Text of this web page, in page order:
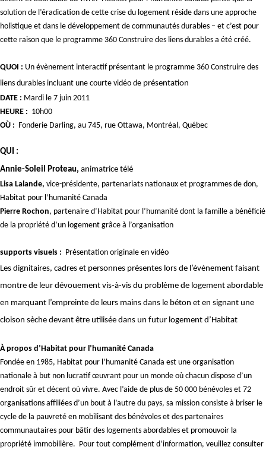
solution de l’éradication de cette crise du logement réside dans une approche
holistique et dans le développement de communautés durables – et c’est pour
cette raison que le programme 360 Construire des liens durables a été créé.
QUOI : Un évènement interactif présentant le programme 360 Construire des
liens durables incluant une courte vidéo de présentation
DATE : Mardi le 7 juin 2011
HEURE : 10h00
OÙ : Fonderie Darling, au 745, rue Ottawa, Montréal, Québec
QUI :
Annie-Soleil Proteau, animatrice télé
Lisa Lalande, vice-présidente, partenariats nationaux et programmes de don,
Habitat pour l’humanité Canada
Pierre Rochon, partenaire d’Habitat pour l’humanité dont la famille a bénéficié
de la propriété d’un logement grâce à l’organisation
supports visuels : Présentation originale en vidéo
Les dignitaires, cadres et personnes présentes lors de l’évènement faisant
montre de leur dévouement vis-à-vis du problème de logement abordable
en marquant l’empreinte de leurs mains dans le béton et en signant une
cloison sèche devant être utilisée dans un futur logement d’Habitat
À propos d’Habitat pour l’humanité Canada
Fondée en 1985, Habitat pour l’humanité Canada est une organisation
nationale à but non lucratif œuvrant pour un monde où chacun dispose d’un
endroit sûr et décent où vivre. Avec l’aide de plus de 50 000 bénévoles et 72
organisations affiliées d’un bout à l’autre du pays, sa mission consiste à briser le
cycle de la pauvreté en mobilisant des bénévoles et des partenaires
communautaires pour bâtir des logements abordables et promouvoir la
propriété immobilière. Pour tout complément d’information, veuillez consulter